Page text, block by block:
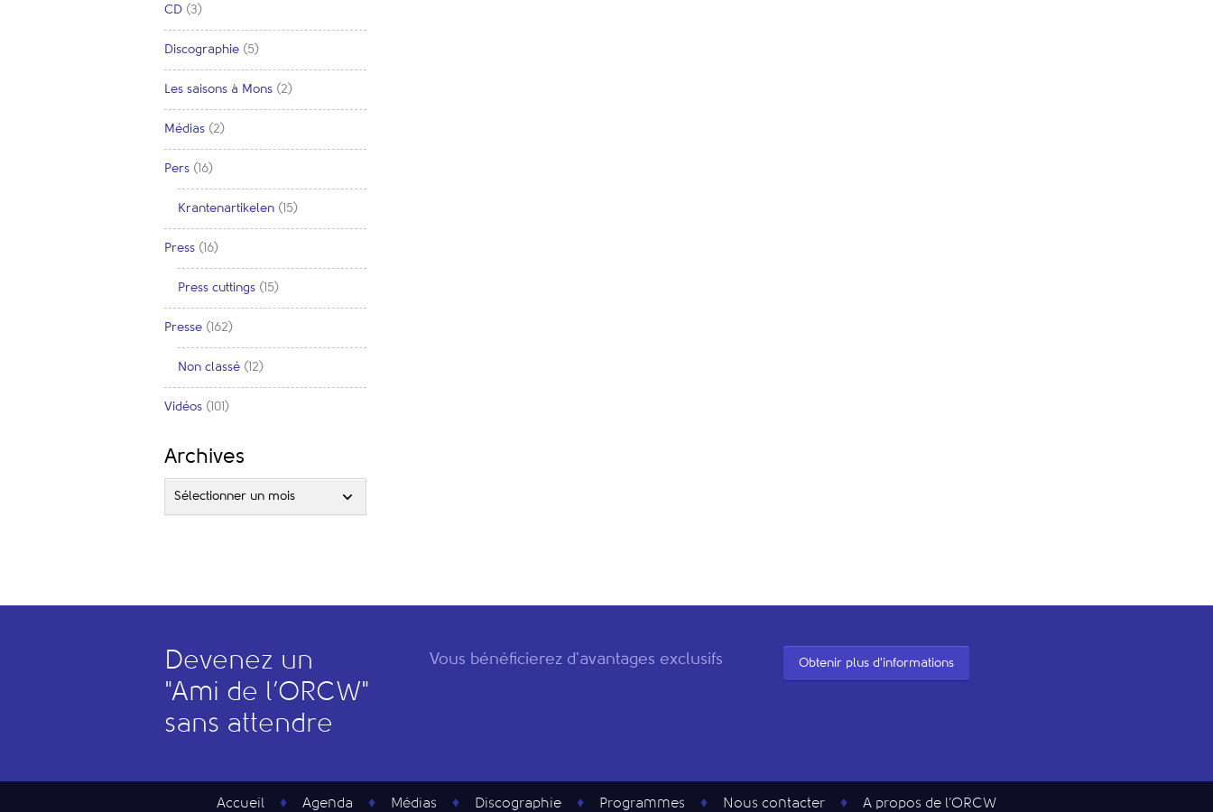
CD (3)
Discographie (5)
Les saisons à Mons (2)
Médias (2)
Pers (16)
Krantenartikelen (15)
Press (16)
Press cuttings (15)
Presse (162)
Non classé (12)
Vidéos (101)
Archives
Sélectionner un mois
Devenez un
"Ami de l’ORCW"
sans attendre
Vous bénéficierez d'avantages exclusifs Obtenir plus d'informations
Accueil Agenda Médias Discographie Programmes Nous contacter A propos de l’ORCW